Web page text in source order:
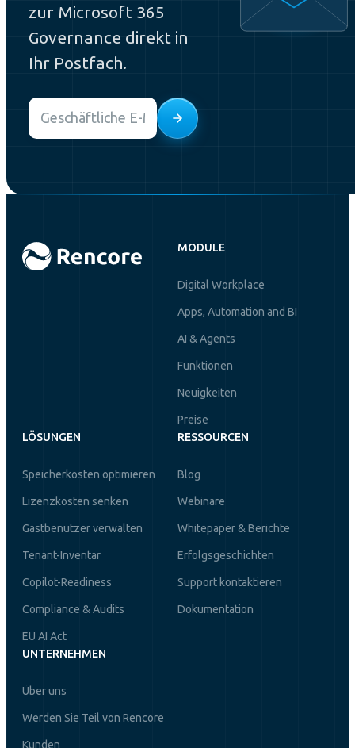
zur Microsoft 365
Governance direkt in
Ihr Postfach.
Email
MODULE
Digital Workplace
Apps, Automation and BI
AI & Agents
Funktionen
Neuigkeiten
Preise
LÖSUNGEN
Speicherkosten optimieren
Lizenzkosten senken
Gastbenutzer verwalten
Tenant-Inventar
Copilot-Readiness
Compliance & Audits
EU AI Act
RESSOURCEN
Blog
Webinare
Whitepaper & Berichte
Erfolgsgeschichten
Support kontaktieren
Dokumentation
UNTERNEHMEN
Über uns
Werden Sie Teil von Rencore
Kunden